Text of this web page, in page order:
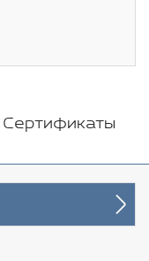
Сертификаты